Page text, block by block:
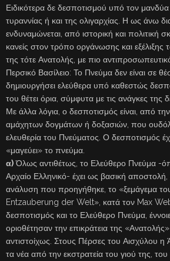
Ειδικότερα δε δεσποτισμού υπό τον μανδύα
τυραννίας ή και της ολιγαρχίας. Η ως άνω
ενδυναμώνεται, από ιστορική και πολιτική
κανείς στον τρόπο οργάνωσης και εξέλιξης
της τότε Ανατολής, με πιο
Περσικό Βασίλειο: Το Πνεύμα δεν είναι σε
δημιουργήσει ελεύθερα υπό καθεστώς
του θέτει όρια, σύμφυτα με τις ανάγκες της
Με άλλα λόγια, ο δεσποτισμός είναι, από
αμάχητων δογμάτων ή δοξασιών, που
ελευθερία του Πνεύματος. Ο δεσποτισμός
«μαγεύει» το πνεύμα.
α)Όλως αντιθέτως, το Ελεύθερο Πνεύμα -
Αρχαίο Ελληνικό- έχει ως βασική
ανάλυση που προηγήθηκε, το «ξεμάγεμα
Entzauberung der Welt», κατά τον Max
δεσποτισμός και το Ελεύθερο Πνεύμα,
οριοθέτησαν την επικράτεια της
αντιστοίχως. Στους Πέρσες του Αισχύλου η
τα νέα από την εκστρατεία του γιού της,